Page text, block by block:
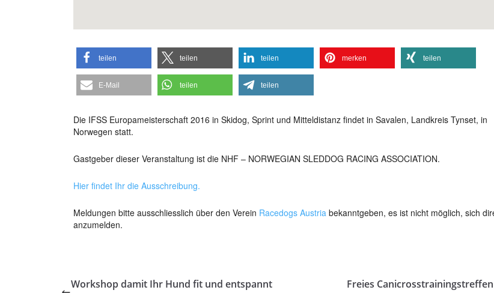
teilen teilen teilen merken teilen
E-Mail teilen teilen
Die IFSS Europameisterschaft 2016 in Skidog, Sprint und Mitteldistanz findet in Savalen, Landkreis Tynset, in
Norwegen statt.
Gastgeber dieser Veranstaltung ist die NHF – NORWEGIAN SLEDDOG RACING ASSOCIATION.
Hier findet Ihr die Ausschreibung.
Meldungen bitte ausschliesslich über den Verein Racedogs Austria bekanntgeben, es ist nicht möglich, sich
anzumelden.
Workshop damit Ihr Hund fit und entspannt Freies